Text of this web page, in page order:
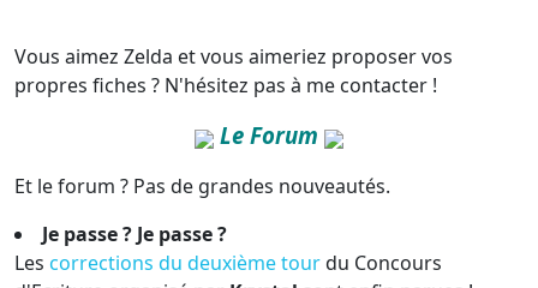
Vous aimez Zelda et vous aimeriez proposer vos
propres fiches ? N'hésitez pas à me contacter !
Le Forum
Et le forum ? Pas de grandes nouveautés.
Je passe ? Je passe ?
Les corrections du deuxième tourdu Concours